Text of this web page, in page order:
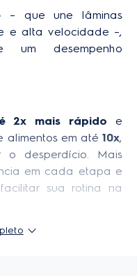
Sim
corpo do produto Sim
Não
– que une lâminas
e alta velocidade –,
um desempenho
2x mais rápido e
alimentos em até 10x,
desperdício. Mais
em cada etapa e
sua rotina na